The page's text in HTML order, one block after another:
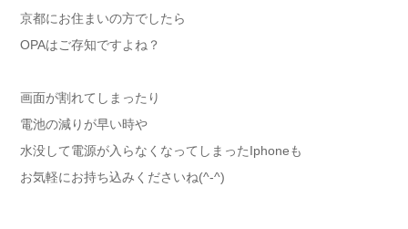
京都にお住まいの方でしたら
OPAはご存知ですよね？
画面が割れてしまったり
電池の減りが早い時や
水没して電源が入らなくなってしまったIphoneも
お気軽にお持ち込みくださいね(^-^)